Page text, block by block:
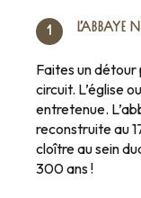
1 L’ABBAYE
Faites un
circuit. L’église
entretenue.
reconstruite au
cloître au sein
300 ans !